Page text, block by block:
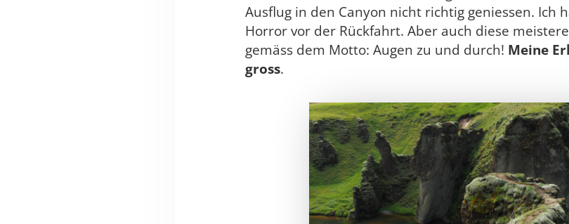
Ausflug in den Canyon nicht richtig geniessen. Ich
Horror vor der Rückfahrt. Aber auch diese
gemäss dem Motto: Augen zu und durch! Meine
gross.